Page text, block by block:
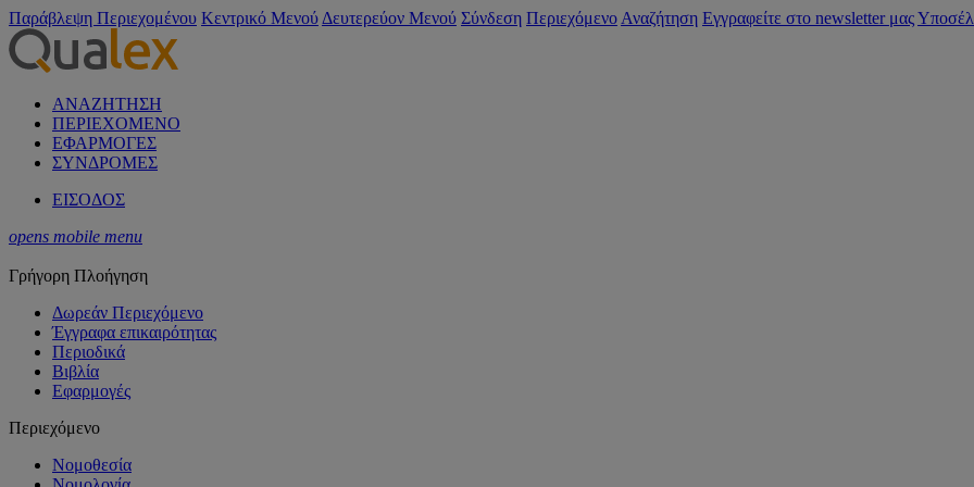
Παράβλεψη Περιεχομένου Κεντρικό Μενού Δευτερεύον Μενού Σύνδεση Περιεχόμενο Αναζήτηση Εγγραφείτε στο newsletter μας
ΑΝΑΖΗΤΗΣΗ
ΠΕΡΙΕΧΟΜΕΝΟ
ΕΦΑΡΜΟΓΕΣ
ΣΥΝΔΡΟΜΕΣ
ΕΙΣΟΔΟΣ
opens mobile menu
Γρήγορη Πλοήγηση
Δωρεάν Περιεχόμενο
Έγγραφα επικαιρότητας
Περιοδικά
Βιβλία
Εφαρμογές
Περιεχόμενο
Νομοθεσία